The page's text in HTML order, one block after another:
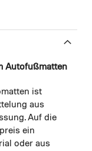
Autofußmatten
ist
aus
Auf die
ein
oder aus